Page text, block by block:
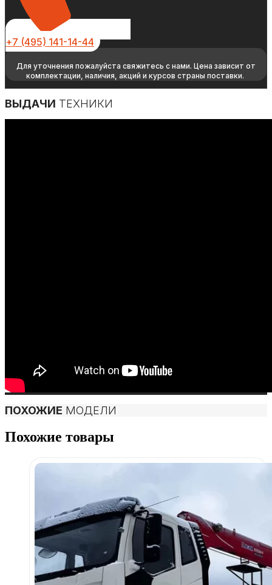
+7 (495) 141-14-44
Для уточнения пожалуйста свяжитесь с нами. Цена зависит от
комплектации, наличия, акций и курсов страны поставки.
ВЫДАЧИ ТЕХНИКИ
ПОХОЖИЕ МОДЕЛИ
Похожие товары